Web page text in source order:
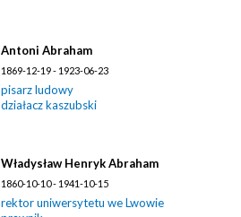
Antoni Abraham
1869-12-19 - 1923-06-23
pisarz ludowy
działacz kaszubski
Władysław Henryk Abraham
1860-10-10 - 1941-10-15
rektor uniwersytetu we Lwowie